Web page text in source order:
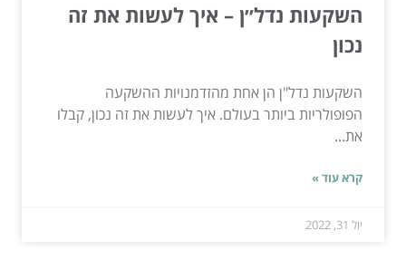
השקעות נדל״ן – איך לעשות את זה
נכון
השקעות נדל"ן הן אחת מהזדמנויות ההשקעה
הפופולריות ביותר בעולם. איך לעשות את זה נכון, קבלו
את...
קרא עוד »
יול 31, 2022